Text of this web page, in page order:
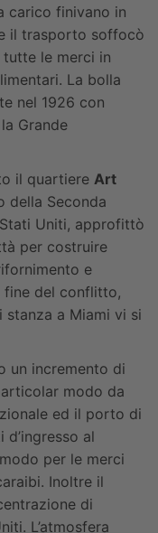
carico finivano in
il trasporto soffocò
tutte le merci in
La bolla
nel 1926 con
Grande
il quartiere Art
della Seconda
Uniti, approfittò
per costruire
e
fine del conflitto,
a Miami vi si
un incremento di
modo da
ed il porto di
al
per le merci
Inoltre il
di
L’atmosfera